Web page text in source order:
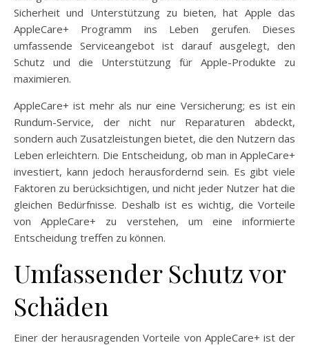
Sicherheit und Unterstützung zu bieten, hat Apple das
AppleCare+ Programm ins Leben gerufen. Dieses
umfassende Serviceangebot ist darauf ausgelegt, den
Schutz und die Unterstützung für Apple-Produkte zu
maximieren.
AppleCare+ ist mehr als nur eine Versicherung; es ist ein
Rundum-Service, der nicht nur Reparaturen abdeckt,
sondern auch Zusatzleistungen bietet, die den Nutzern das
Leben erleichtern. Die Entscheidung, ob man in AppleCare+
investiert, kann jedoch herausfordernd sein. Es gibt viele
Faktoren zu berücksichtigen, und nicht jeder Nutzer hat die
gleichen Bedürfnisse. Deshalb ist es wichtig, die Vorteile
von AppleCare+ zu verstehen, um eine informierte
Entscheidung treffen zu können.
Umfassender Schutz vor
Schäden
Einer der herausragenden Vorteile von AppleCare+ ist der